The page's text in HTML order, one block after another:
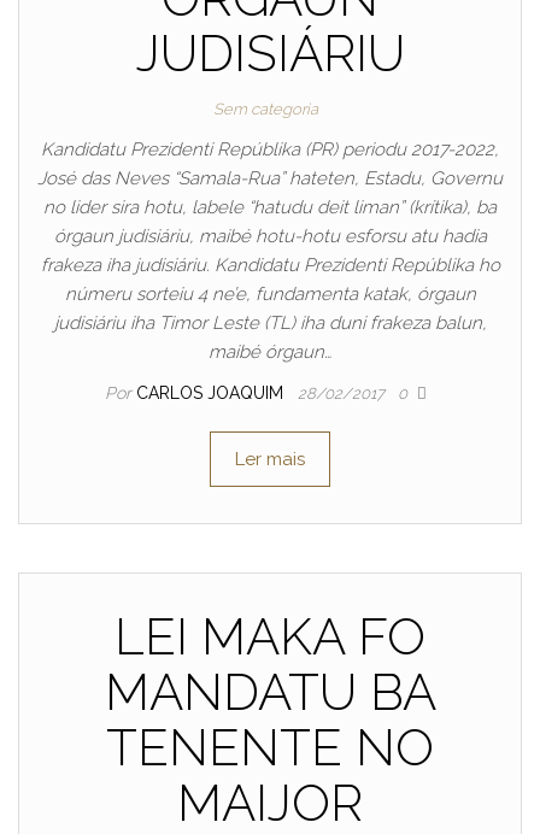
JUDISIÁRIU
Sem categoria
Kandidatu Prezidenti Repúblika (PR) periodu 2017-2022,
José das Neves “Samala-Rua” hateten, Estadu, Governu
no lider sira hotu, labele “hatudu deit liman” (krítika), ba
órgaun judisiáriu, maibé hotu-hotu esforsu atu hadia
frakeza iha judisiáriu. Kandidatu Prezidenti Repúblika ho
númeru sorteiu 4 ne’e, fundamenta katak, órgaun
judisiáriu iha Timor Leste (TL) iha duni frakeza balun,
maibé órgaun…
Por CARLOS JOAQUIM 28/02/2017 0
Ler mais
LEI MAKA FO
MANDATU BA
TENENTE NO
MAIJOR